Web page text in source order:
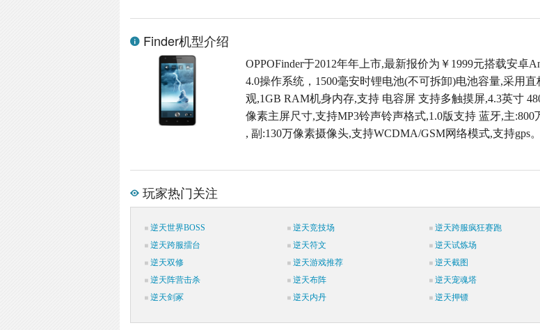
Finder机型介绍
OPPOFinder于2012年年上市,最新报价为￥1999元搭载安卓
4.0操作系统，1500毫安时锂电池(不可拆卸)电池容量,采用直
观,1GB RAM机身内存,支持 电容屏 支持多触摸屏,4.3英寸
像素主屏尺寸,支持MP3铃声铃声格式,1.0版支持 蓝牙,主:800
, 副:130万像素摄像头,支持WCDMA/GSM网络模式,支持gps。
玩家热门关注
逆天世界BOSS 逆天竞技场
逆天跨服疯狂赛跑
逆天跨服擂台
逆天符文
逆天试炼场
逆天双修
逆天游戏推荐
逆天截图
逆天阵营击杀
逆天布阵
逆天宠魂塔
逆天剑冢
逆天内丹 逆天押镖